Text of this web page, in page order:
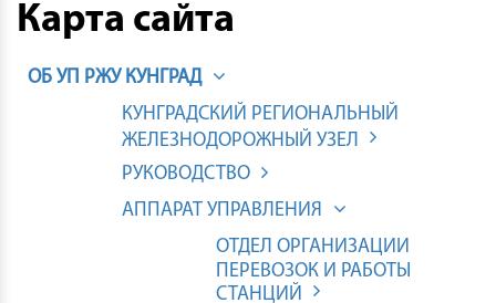
Карта сайта
ОБ УП РЖУ КУНГРАД
КУНГРАДСКИЙ РЕГИОНАЛЬНЫЙ
ЖЕЛЕЗНОДОРОЖНЫЙ УЗЕЛ
РУКОВОДСТВО
АППАРАТ УПРАВЛЕНИЯ
ОТДЕЛ ОРГАНИЗАЦИИ
ПЕРЕВОЗОК И РАБОТЫ
СТАНЦИЙ